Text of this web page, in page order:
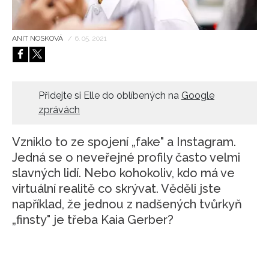
HOME
ANIT NOSKOVÁ / 6. 05. 2021
Přidejte si Elle do oblíbených na Google
zprávách
Vzniklo to ze spojení „fake" a Instagram.
Jedná se o neveřejné profily často velmi
slavných lidí. Nebo kohokoliv, kdo má ve
virtuální realitě co skrývat. Věděli jste
například, že jednou z nadšených tvůrkyň
„finsty" je třeba Kaia Gerber?